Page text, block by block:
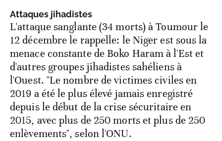
Attaques jihadistes
L'attaque sanglante (34 morts) à Toumour le
12 décembre le rappelle: le Niger est sous la
menace constante de Boko Haram à l'Est et
d'autres groupes jihadistes sahéliens à
l'Ouest. "Le nombre de victimes civiles en
2019 a été le plus élevé jamais enregistré
depuis le début de la crise sécuritaire en
2015, avec plus de 250 morts et plus de 250
enlèvements", selon l'ONU.